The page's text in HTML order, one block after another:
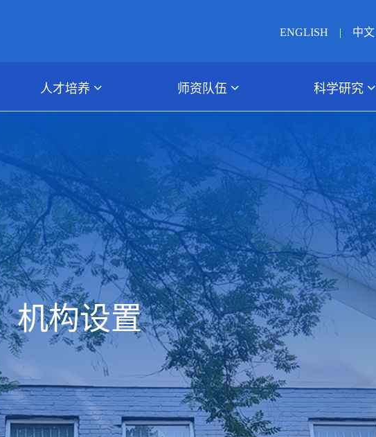
ENGLISH | 中文
人才培养 师资队伍 科学研究
机构设置